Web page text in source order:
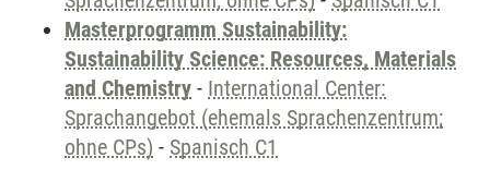
Masterprogramm Sustainability:
Sustainability Science: Resources, Materials
and Chemistry - International Center:
Sprachangebot (ehemals Sprachenzentrum;
ohne CPs) - Spanisch C1